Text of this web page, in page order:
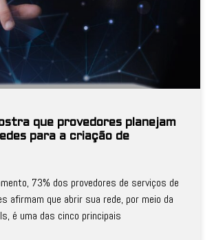
que provedores planejam
para a criação de
73% dos provedores de serviços de
afirmam que abrir sua rede, por meio da
é uma das cinco principais